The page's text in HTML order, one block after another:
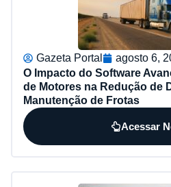
Gazeta Portal agosto 6,
O Impacto do Software
de Motores na Redução de
Manutenção de Frotas
Acessar